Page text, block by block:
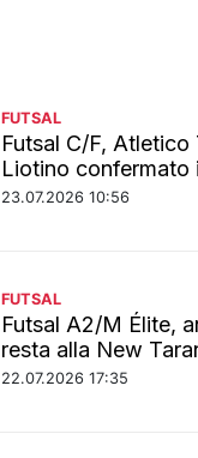
FUTSAL
Futsal C/F, Atletico
Liotino confermato
23.07.2026 10:56
FUTSAL
Futsal A2/M Élite,
resta alla New
22.07.2026 17:35